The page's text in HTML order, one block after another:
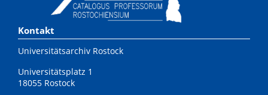
Kontakt
Universitätsarchiv Rostock
Universitätsplatz 1
18055 Rostock